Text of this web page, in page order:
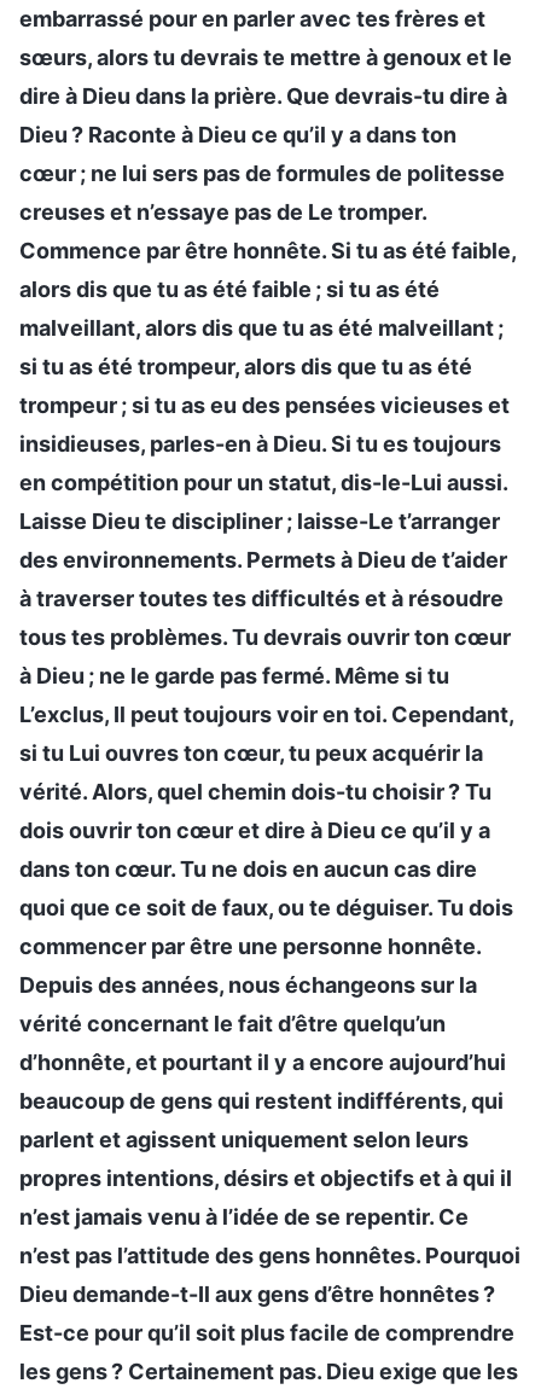
embarrassé pour en parler avec tes frères et
sœurs, alors tu devrais te mettre à genoux et le
dire à Dieu dans la prière. Que devrais-tu dire à
Dieu ? Raconte à Dieu ce qu’il y a dans ton
cœur ; ne lui sers pas de formules de politesse
creuses et n’essaye pas de Le tromper.
Commence par être honnête. Si tu as été faible,
alors dis que tu as été faible ; si tu as été
malveillant, alors dis que tu as été malveillant ;
si tu as été trompeur, alors dis que tu as été
trompeur ; si tu as eu des pensées vicieuses et
insidieuses, parles-en à Dieu. Si tu es toujours
en compétition pour un statut, dis-le-Lui aussi.
Laisse Dieu te discipliner ; laisse-Le t’arranger
des environnements. Permets à Dieu de t’aider
à traverser toutes tes difficultés et à résoudre
tous tes problèmes. Tu devrais ouvrir ton cœur
à Dieu ; ne le garde pas fermé. Même si tu
L’exclus, Il peut toujours voir en toi. Cependant,
si tu Lui ouvres ton cœur, tu peux acquérir la
vérité. Alors, quel chemin dois-tu choisir ? Tu
dois ouvrir ton cœur et dire à Dieu ce qu’il y a
dans ton cœur. Tu ne dois en aucun cas dire
quoi que ce soit de faux, ou te déguiser. Tu dois
commencer par être une personne honnête.
Depuis des années, nous échangeons sur la
vérité concernant le fait d’être quelqu’un
d’honnête, et pourtant il y a encore aujourd’hui
beaucoup de gens qui restent indifférents, qui
parlent et agissent uniquement selon leurs
propres intentions, désirs et objectifs et à qui il
n’est jamais venu à l’idée de se repentir. Ce
n’est pas l’attitude des gens honnêtes. Pourquoi
Dieu demande-t-Il aux gens d’être honnêtes ?
Est-ce pour qu’il soit plus facile de comprendre
les gens ? Certainement pas. Dieu exige que les